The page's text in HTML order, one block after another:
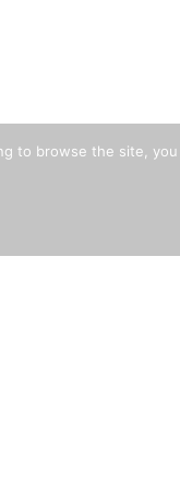
to browse the site,